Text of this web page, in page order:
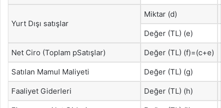
Yurt Dışı satışlar
Miktar (d)
Değer (TL) (e)
Net Ciro (Toplam pSatışlar) Değer (TL) (f)=(c+e)
Satılan Mamul Maliyeti Değer (TL) (g)
Faaliyet Giderleri Değer (TL) (h)